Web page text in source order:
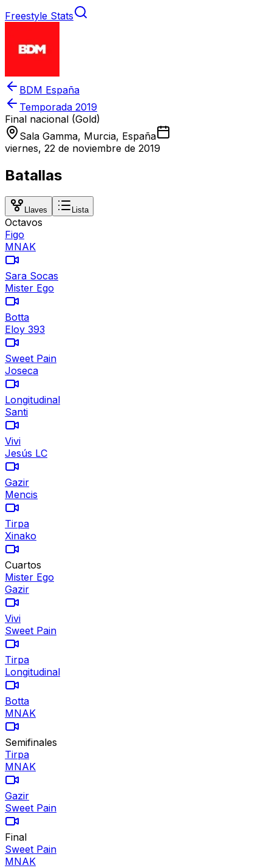
Freestyle Stats
BDM España
Temporada 2019
Final nacional (Gold)
Sala Gamma, Murcia, España
viernes, 22 de noviembre de 2019
Batallas
Llaves Lista
Octavos
Figo
MNAK
Sara Socas
Mister Ego
Botta
Eloy 393
Sweet Pain
Joseca
Longitudinal
Santi
Vivi
Jesús LC
Gazir
Mencis
Tirpa
Xinako
Cuartos
Mister Ego
Gazir
Vivi
Sweet Pain
Tirpa
Longitudinal
Botta
MNAK
Semifinales
Tirpa
MNAK
Gazir
Sweet Pain
Final
Sweet Pain
MNAK